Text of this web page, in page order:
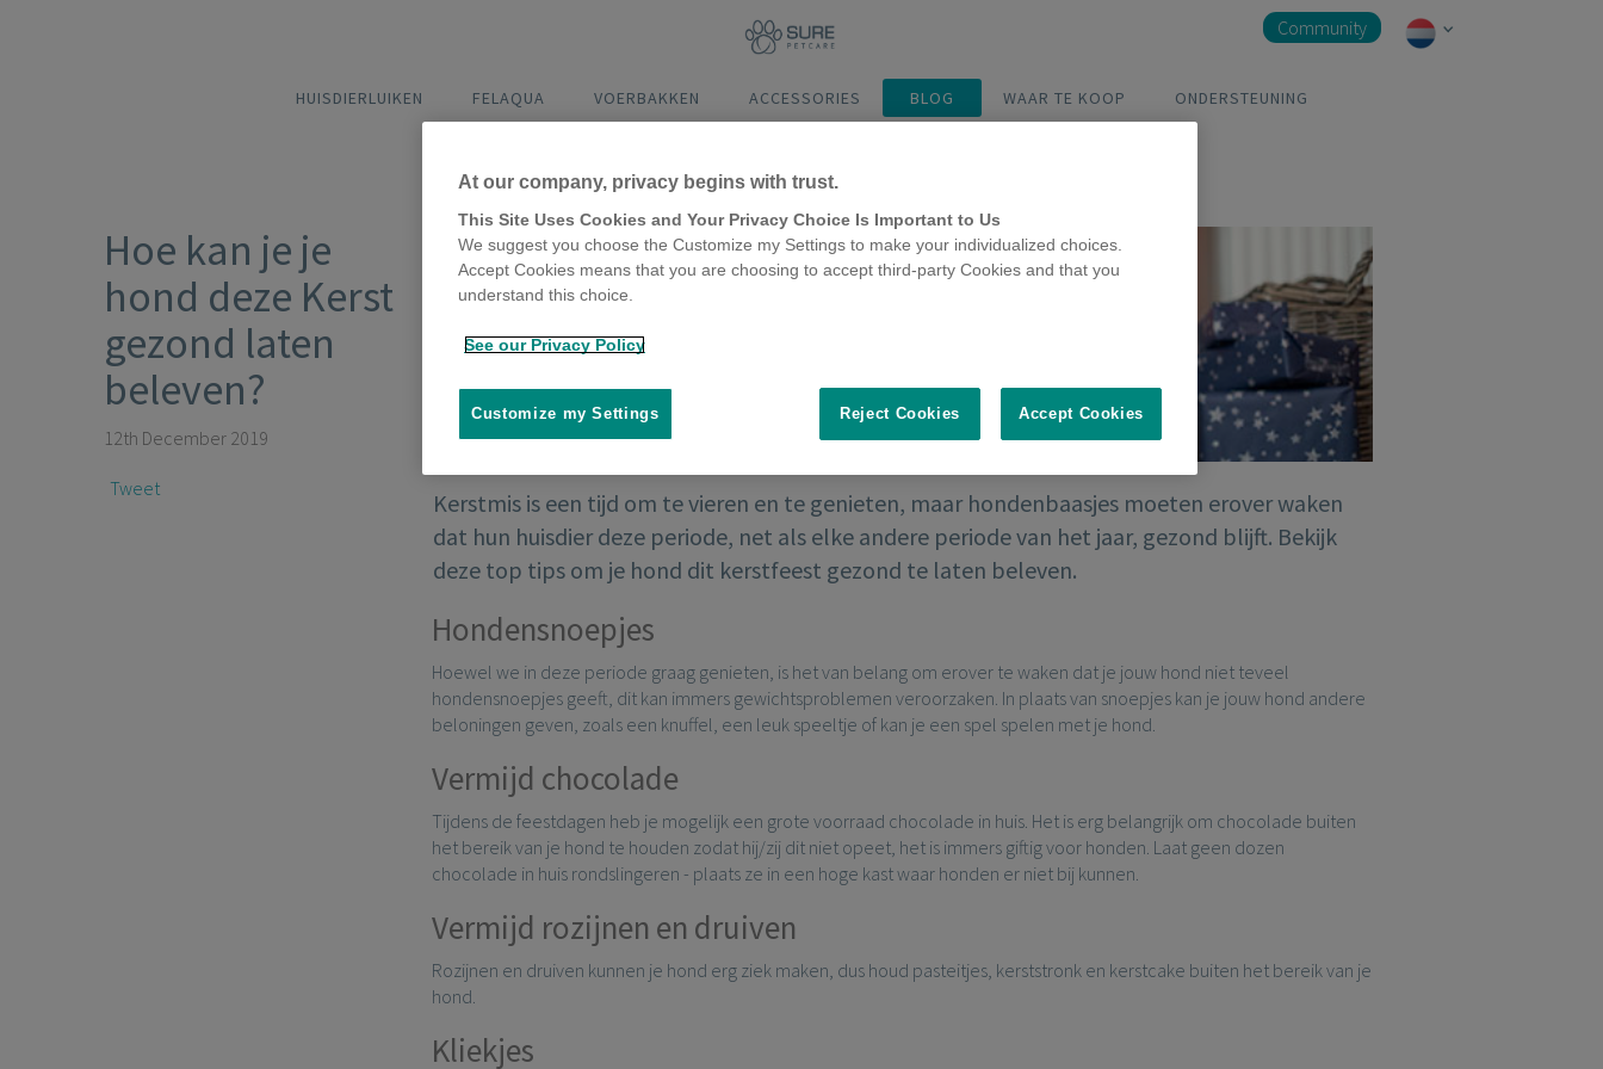
HUISDIERLUIKEN FELAQUA VOERBAKKEN ACCESSORIES BLOG WAAR TE KOOP ONDERSTEUNING
Community
Hoe kan je je
hond deze Kerst
gezond laten
beleven?
12th December 2019
Tweet
Kerstmis is een tijd om te vieren en te genieten, maar hondenbaasjes moeten erover waken
dat hun huisdier deze periode, net als elke andere periode van het jaar, gezond blijft. Bekijk
deze top tips om je hond dit kerstfeest gezond te laten beleven.
Hondensnoepjes
Hoewel we in deze periode graag genieten, is het van belang om erover te waken dat je jouw hond niet teveel
hondensnoepjes geeft, dit kan immers gewichtsproblemen veroorzaken. In plaats van snoepjes kan je jouw hond andere
beloningen geven, zoals een knuffel, een leuk speeltje of kan je een spel spelen met je hond.
Vermijd chocolade
Tijdens de feestdagen heb je mogelijk een grote voorraad chocolade in huis. Het is erg belangrijk om chocolade buiten
het bereik van je hond te houden zodat hij/zij dit niet opeet, het is immers giftig voor honden. Laat geen dozen
chocolade in huis rondslingeren - plaats ze in een hoge kast waar honden er niet bij kunnen.
Vermijd rozijnen en druiven
Rozijnen en druiven kunnen je hond erg ziek maken, dus houd pasteitjes, kerststronk en kerstcake buiten het bereik van je
hond.
Kliekjes
At our company, privacy begins with trust.
This Site Uses Cookies and Your Privacy Choice Is Important to Us
We suggest you choose the Customize my Settings to make your individualized choices.
Accept Cookies means that you are choosing to accept third-party Cookies and that you
understand this choice.
See our Privacy Policy
Reject Cookies Accept Cookies
Customize my Settings